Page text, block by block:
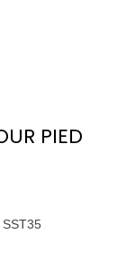
PIED